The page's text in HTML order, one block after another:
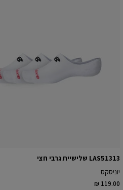
LAS51313 שלישיית גרבי חצי
יוניסקס
₪ 119.00